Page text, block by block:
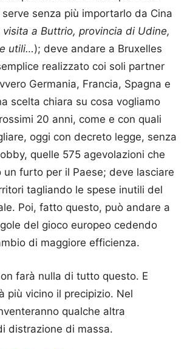
serve senza più importarlo da Cina
visita a Buttrio, provincia di Udine,
utili…); deve andare a Bruxelles
realizzato coi soli partner
Germania, Francia, Spagna e
scelta chiara su cosa vogliamo
20 anni, come e con quali
oggi con decreto legge, senza
quelle 575 agevolazioni che
un furto per il Paese; deve lasciare
tagliando le spese inutili del
Poi, fatto questo, può andare a
del gioco europeo cedendo
di maggiore efficienza.
farà nulla di tutto questo. E
più vicino il precipizio. Nel
qualche altra
distrazione di massa.